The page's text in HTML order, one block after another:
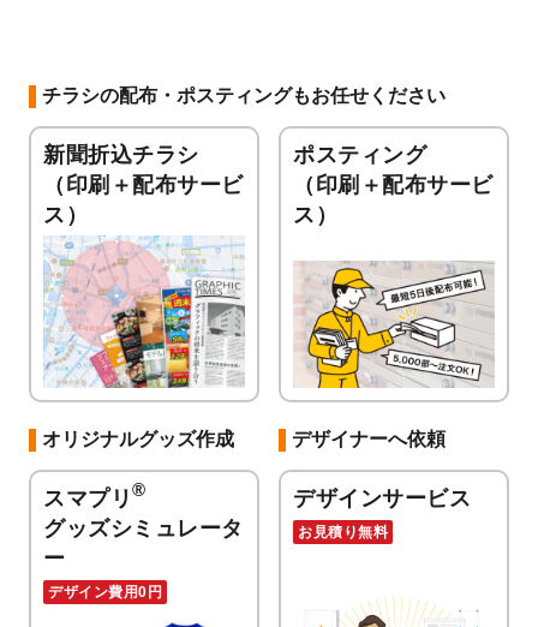
チラシの配布・ポスティングもお任せください
新聞折込チラシ
（印刷＋配布サービ
ス）
ポスティング
（印刷＋配布サービ
ス）
オリジナルグッズ作成
スマプリ ®
グッズシミュレータ
ー
デザイン費用0円
デザイナーへ依頼
デザインサービス
お見積り無料